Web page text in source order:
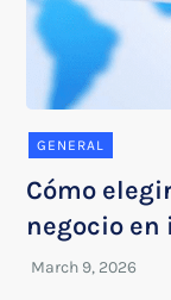
GENERAL
Cómo
negocio